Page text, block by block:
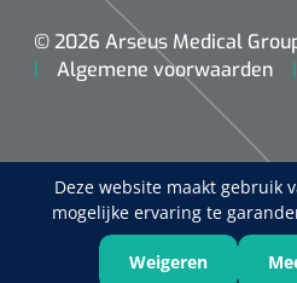
VACOped - Evenup Sole - L (44-
© 2026 Arseus Medical
Algemene voorwaarden
Deze website maakt gebruik
mogelijke ervaring te
Weigeren